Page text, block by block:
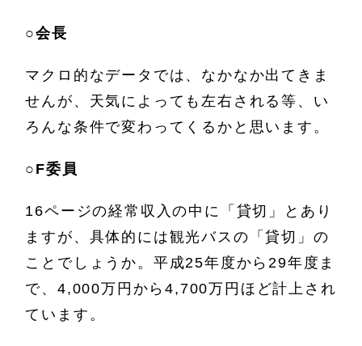
○会長
マクロ的なデータでは、なかなか出てきま
せんが、天気によっても左右される等、い
ろんな条件で変わってくるかと思います。
○ F委員
16ページの経常収入の中に「貸切」とあり
ますが、具体的には観光バスの「貸切」の
ことでしょうか。平成25年度から29年度ま
で、4,000万円から4,700万円ほど計上され
ています。